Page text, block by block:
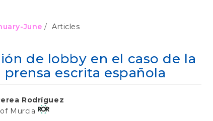
June Articles
de lobby en el caso de la
escrita española
Rodríguez
Murcia